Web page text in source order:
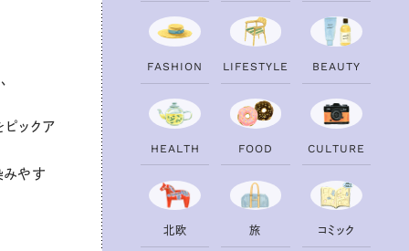
ピックア
みやす
FAS H ION LI FESTYLE B EAUTY
H EALTH FOOD CU LTU RE
北欧 旅 コ ミ ック